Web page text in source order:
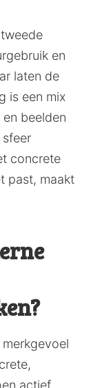
en
laten de
is een mix
beelden
concrete
past, maakt